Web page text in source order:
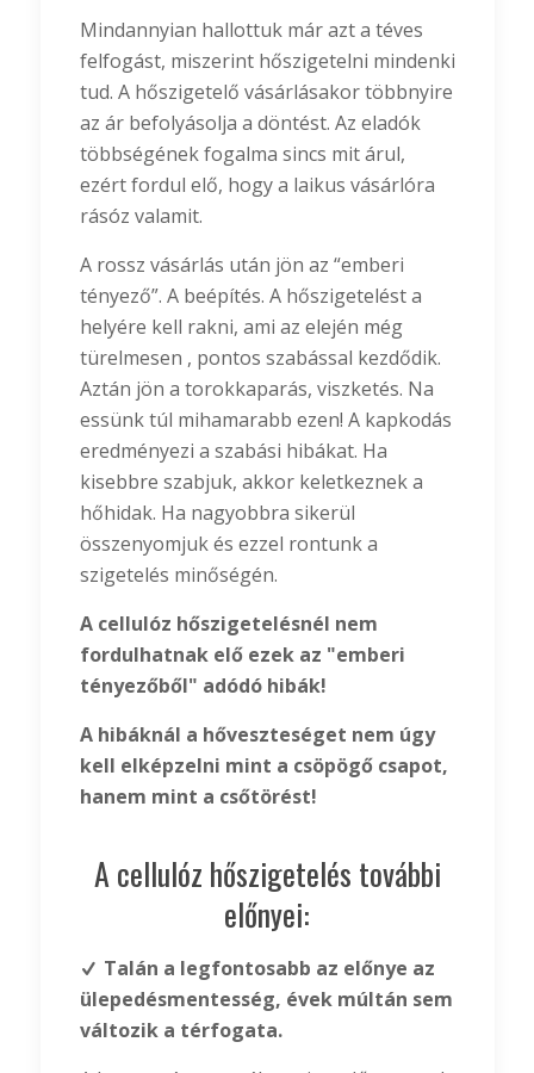
Mindannyian hallottuk már azt a téves
felfogást, miszerint hőszigetelni mindenki
tud. A hőszigetelő vásárlásakor többnyire
az ár befolyásolja a döntést. Az eladók
többségének fogalma sincs mit árul,
ezért fordul elő, hogy a laikus vásárlóra
rásóz valamit.
A rossz vásárlás után jön az “emberi
tényező”. A beépítés. A hőszigetelést a
helyére kell rakni, ami az elején még
türelmesen , pontos szabással kezdődik.
Aztán jön a torokkaparás, viszketés. Na
essünk túl mihamarabb ezen! A kapkodás
eredményezi a szabási hibákat. Ha
kisebbre szabjuk, akkor keletkeznek a
hőhidak. Ha nagyobbra sikerül
összenyomjuk és ezzel rontunk a
szigetelés minőségén.
A cellulóz hőszigetelésnél nem
fordulhatnak elő ezek az "emberi
tényezőből" adódó hibák!
A hibáknál a hőveszteséget nem úgy
kell elképzelni mint a csöpögő csapot,
hanem mint a csőtörést!
A cellulóz hőszigetelés további
előnyei:
Talán a legfontosabb az előnye az
ülepedésmentesség, évek múltán sem
változik a térfogata.